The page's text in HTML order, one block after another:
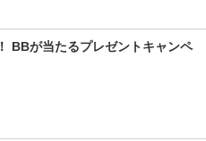
BBが当たるプレゼントキャンペ